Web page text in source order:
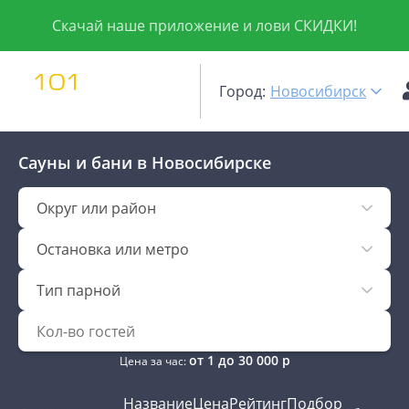
Скачай наше приложение и лови СКИДКИ!
Город: Новосибирск
Сауны и бани в Новосибирске
Округ или район
Остановка или метро
Тип парной
Цена за час:от 1 до 30 000р
НазваниеЦенаРейтингПодбор